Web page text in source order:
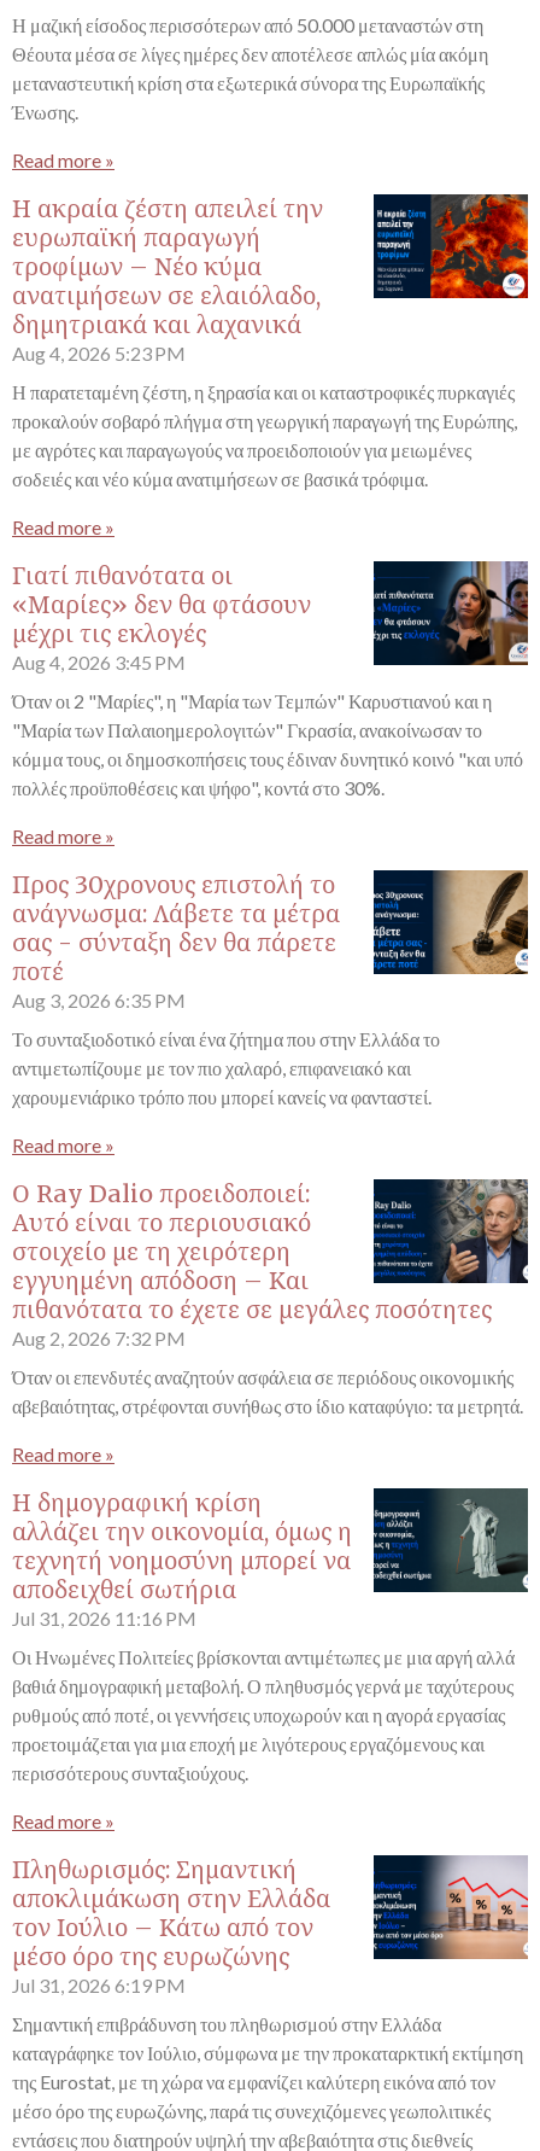
Η μαζική είσοδος περισσότερων από 50.000 μεταναστών στη
Θέουτα μέσα σε λίγες ημέρες δεν αποτέλεσε απλώς μία ακόμη
μεταναστευτική κρίση στα εξωτερικά σύνορα της Ευρωπαϊκής
Ένωσης.
Read more »
Η ακραία ζέστη απειλεί την
ευρωπαϊκή παραγωγή
τροφίμων – Νέο κύμα
ανατιμήσεων σε ελαιόλαδο,
δημητριακά και λαχανικά
Aug 4, 2026 5:23 PM
Η παρατεταμένη ζέστη, η ξηρασία και οι καταστροφικές πυρκαγιές
προκαλούν σοβαρό πλήγμα στη γεωργική παραγωγή της Ευρώπης,
με αγρότες και παραγωγούς να προειδοποιούν για μειωμένες
σοδειές και νέο κύμα ανατιμήσεων σε βασικά τρόφιμα.
Read more »
Γιατί πιθανότατα οι
«Μαρίες» δεν θα φτάσουν
μέχρι τις εκλογές
Aug 4, 2026 3:45 PM
Όταν οι 2 "Μαρίες", η "Μαρία των Τεμπών" Καρυστιανού και η
"Μαρία των Παλαιοημερολογιτών" Γκρασία, ανακοίνωσαν το
κόμμα τους, οι δημοσκοπήσεις τους έδιναν δυνητικό κοινό "και υπό
πολλές προϋποθέσεις και ψήφο", κοντά στο 30%.
Read more »
Προς 30χρονους επιστολή το
ανάγνωσμα: Λάβετε τα μέτρα
σας - σύνταξη δεν θα πάρετε
ποτέ
Aug 3, 2026 6:35 PM
Το συνταξιοδοτικό είναι ένα ζήτημα που στην Ελλάδα το
αντιμετωπίζουμε με τον πιο χαλαρό, επιφανειακό και
χαρουμενιάρικο τρόπο που μπορεί κανείς να φανταστεί.
Read more »
Ο Ray Dalio προειδοποιεί:
Αυτό είναι το περιουσιακό
στοιχείο με τη χειρότερη
εγγυημένη απόδοση – Και
πιθανότατα το έχετε σε μεγάλες ποσότητες
Aug 2, 2026 7:32 PM
Όταν οι επενδυτές αναζητούν ασφάλεια σε περιόδους οικονομικής
αβεβαιότητας, στρέφονται συνήθως στο ίδιο καταφύγιο: τα μετρητά.
Read more »
Η δημογραφική κρίση
αλλάζει την οικονομία, όμως η
τεχνητή νοημοσύνη μπορεί να
αποδειχθεί σωτήρια
Jul 31, 2026 11:16 PM
Οι Ηνωμένες Πολιτείες βρίσκονται αντιμέτωπες με μια αργή αλλά
βαθιά δημογραφική μεταβολή. Ο πληθυσμός γερνά με ταχύτερους
ρυθμούς από ποτέ, οι γεννήσεις υποχωρούν και η αγορά εργασίας
προετοιμάζεται για μια εποχή με λιγότερους εργαζόμενους και
περισσότερους συνταξιούχους.
Read more »
Πληθωρισμός: Σημαντική
αποκλιμάκωση στην Ελλάδα
τον Ιούλιο – Κάτω από τον
μέσο όρο της ευρωζώνης
Jul 31, 2026 6:19 PM
Σημαντική επιβράδυνση του πληθωρισμού στην Ελλάδα
καταγράφηκε τον Ιούλιο, σύμφωνα με την προκαταρκτική εκτίμηση
της Eurostat, με τη χώρα να εμφανίζει καλύτερη εικόνα από τον
μέσο όρο της ευρωζώνης, παρά τις συνεχιζόμενες γεωπολιτικές
εντάσεις που διατηρούν υψηλή την αβεβαιότητα στις διεθνείς